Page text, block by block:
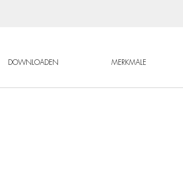
DOWNLOADEN MERKMALE